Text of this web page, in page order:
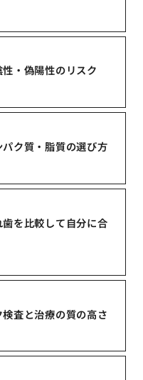
・偽陽性のリスク
ク質・脂質の選び方
を比較して自分に合
査と治療の質の高さ